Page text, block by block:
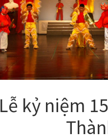
Lễ kỷ niệm